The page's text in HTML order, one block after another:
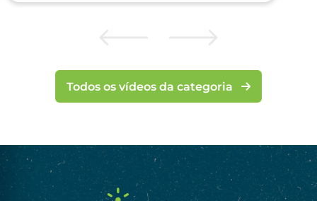
Todos os vídeos da categoria